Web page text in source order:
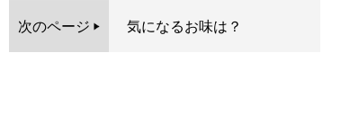
次のページ 気になるお味は？